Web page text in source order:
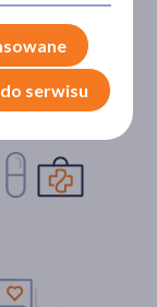
serwisu